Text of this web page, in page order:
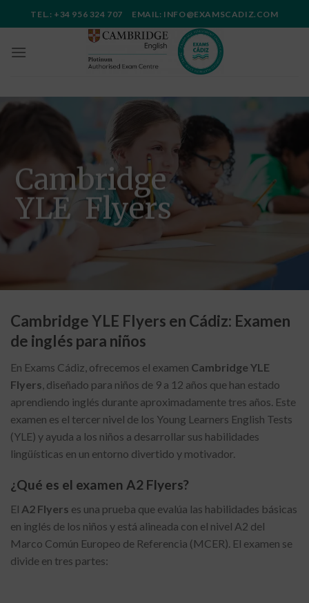
al
TEL.: +34 956 324 707 EMAIL: INFO@EXAMSCADIZ.COM
Cambridge
YLE Flyers
Cambridge YLE Flyers en Cádiz: Examen
de inglés para niños
En Exams Cádiz, ofrecemos el examen Cambridge YLE
Flyers, diseñado para niños de 9 a 12 años que han estado
aprendiendo inglés durante aproximadamente tres años. Este
examen es el tercer nivel de los Young Learners English Tests
(YLE) y ayuda a los niños a desarrollar sus habilidades
lingüísticas en un entorno divertido y motivador.
¿Qué es el examen A2 Flyers?
El A2 Flyers es una prueba que evalúa las habilidades básicas
en inglés de los niños y está alineada con el nivel A2 del
Marco Común Europeo de Referencia (MCER). El examen se
divide en tres partes: